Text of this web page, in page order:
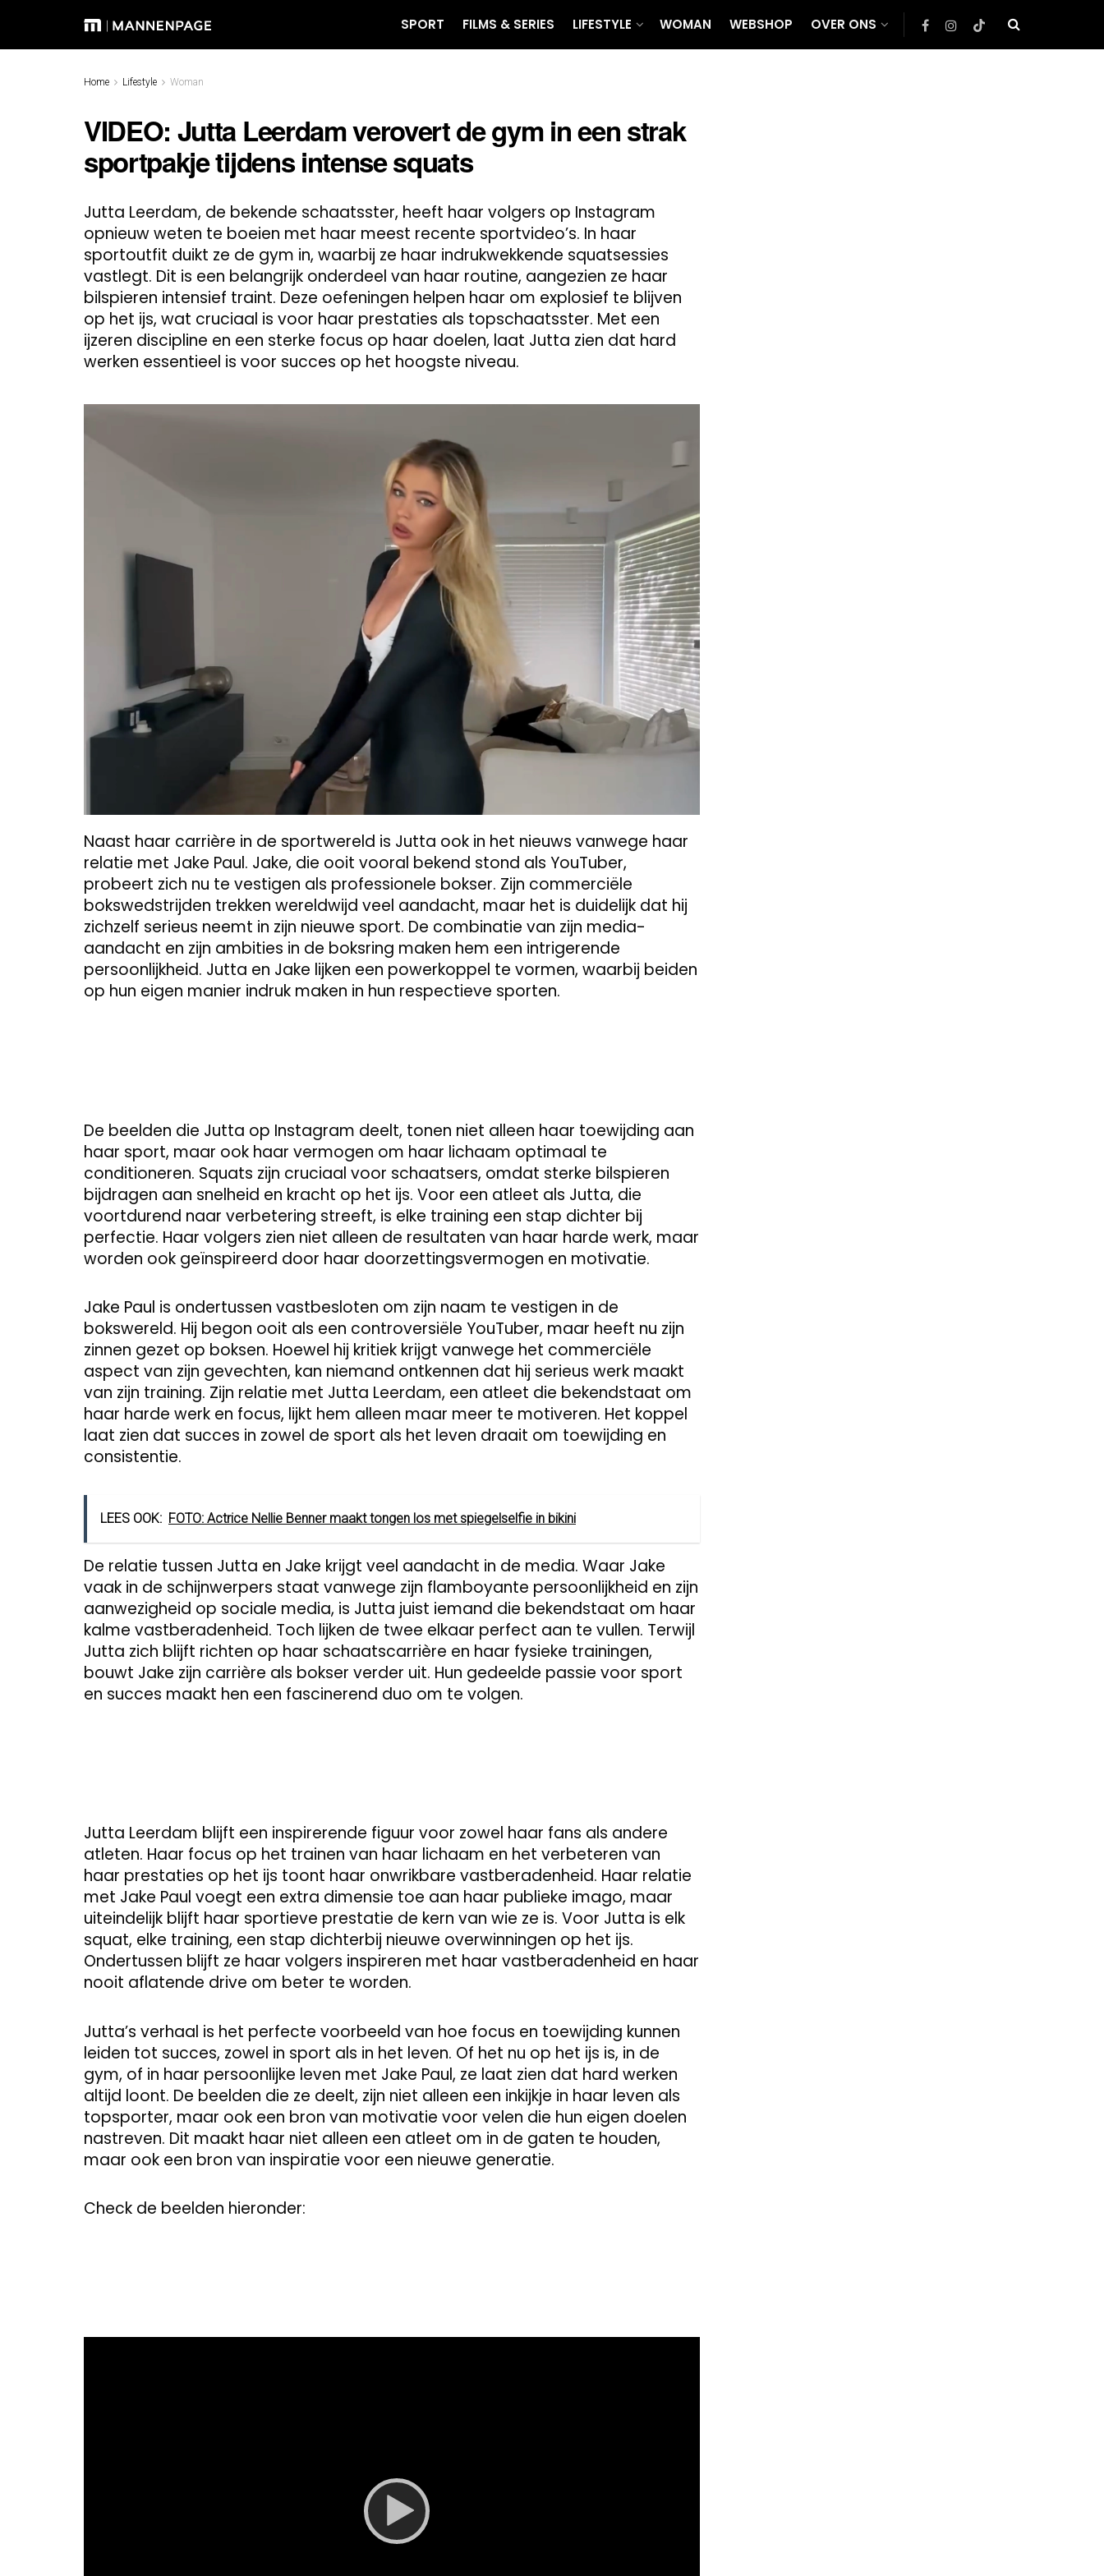
SPORT FILMS & SERIES LIFESTYLE WOMAN WEBSHOP OVER ONS
Home Lifestyle Woman
VIDEO: Jutta Leerdam verovert de gym in een strak
sportpakje tijdens intense squats
Jutta Leerdam, de bekende schaatsster, heeft haar volgers op Instagram
opnieuw weten te boeien met haar meest recente sportvideo’s. In haar
sportoutfit duikt ze de gym in, waarbij ze haar indrukwekkende squatsessies
vastlegt. Dit is een belangrijk onderdeel van haar routine, aangezien ze haar
bilspieren intensief traint. Deze oefeningen helpen haar om explosief te blijven
op het ijs, wat cruciaal is voor haar prestaties als topschaatsster. Met een
ijzeren discipline en een sterke focus op haar doelen, laat Jutta zien dat hard
werken essentieel is voor succes op het hoogste niveau.
Naast haar carrière in de sportwereld is Jutta ook in het nieuws vanwege haar
relatie met Jake Paul. Jake, die ooit vooral bekend stond als YouTuber,
probeert zich nu te vestigen als professionele bokser. Zijn commerciële
bokswedstrijden trekken wereldwijd veel aandacht, maar het is duidelijk dat hij
zichzelf serieus neemt in zijn nieuwe sport. De combinatie van zijn media-
aandacht en zijn ambities in de boksring maken hem een intrigerende
persoonlijkheid. Jutta en Jake lijken een powerkoppel te vormen, waarbij beiden
op hun eigen manier indruk maken in hun respectieve sporten.
De beelden die Jutta op Instagram deelt, tonen niet alleen haar toewijding aan
haar sport, maar ook haar vermogen om haar lichaam optimaal te
conditioneren. Squats zijn cruciaal voor schaatsers, omdat sterke bilspieren
bijdragen aan snelheid en kracht op het ijs. Voor een atleet als Jutta, die
voortdurend naar verbetering streeft, is elke training een stap dichter bij
perfectie. Haar volgers zien niet alleen de resultaten van haar harde werk, maar
worden ook geïnspireerd door haar doorzettingsvermogen en motivatie.
Jake Paul is ondertussen vastbesloten om zijn naam te vestigen in de
bokswereld. Hij begon ooit als een controversiële YouTuber, maar heeft nu zijn
zinnen gezet op boksen. Hoewel hij kritiek krijgt vanwege het commerciële
aspect van zijn gevechten, kan niemand ontkennen dat hij serieus werk maakt
van zijn training. Zijn relatie met Jutta Leerdam, een atleet die bekendstaat om
haar harde werk en focus, lijkt hem alleen maar meer te motiveren. Het koppel
laat zien dat succes in zowel de sport als het leven draait om toewijding en
consistentie.
LEES OOK: FOTO: Actrice Nellie Benner maakt tongen los met spiegelselfie in bikini
De relatie tussen Jutta en Jake krijgt veel aandacht in de media. Waar Jake
vaak in de schijnwerpers staat vanwege zijn flamboyante persoonlijkheid en zijn
aanwezigheid op sociale media, is Jutta juist iemand die bekendstaat om haar
kalme vastberadenheid. Toch lijken de twee elkaar perfect aan te vullen. Terwijl
Jutta zich blijft richten op haar schaatscarrière en haar fysieke trainingen,
bouwt Jake zijn carrière als bokser verder uit. Hun gedeelde passie voor sport
en succes maakt hen een fascinerend duo om te volgen.
Jutta Leerdam blijft een inspirerende figuur voor zowel haar fans als andere
atleten. Haar focus op het trainen van haar lichaam en het verbeteren van
haar prestaties op het ijs toont haar onwrikbare vastberadenheid. Haar relatie
met Jake Paul voegt een extra dimensie toe aan haar publieke imago, maar
uiteindelijk blijft haar sportieve prestatie de kern van wie ze is. Voor Jutta is elk
squat, elke training, een stap dichterbij nieuwe overwinningen op het ijs.
Ondertussen blijft ze haar volgers inspireren met haar vastberadenheid en haar
nooit aflatende drive om beter te worden.
Jutta’s verhaal is het perfecte voorbeeld van hoe focus en toewijding kunnen
leiden tot succes, zowel in sport als in het leven. Of het nu op het ijs is, in de
gym, of in haar persoonlijke leven met Jake Paul, ze laat zien dat hard werken
altijd loont. De beelden die ze deelt, zijn niet alleen een inkijkje in haar leven als
topsporter, maar ook een bron van motivatie voor velen die hun eigen doelen
nastreven. Dit maakt haar niet alleen een atleet om in de gaten te houden,
maar ook een bron van inspiratie voor een nieuwe generatie.
Check de beelden hieronder: